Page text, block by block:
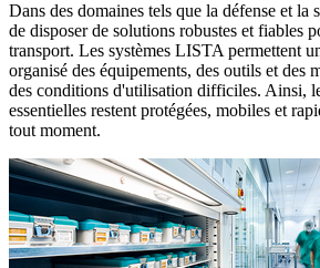
Dans des domaines tels que la défense et la
de disposer de solutions robustes et fiables
transport. Les systèmes LISTA permettent
organisé des équipements, des outils et des
des conditions d'utilisation difficiles. Ainsi,
essentielles restent protégées, mobiles et
tout moment.